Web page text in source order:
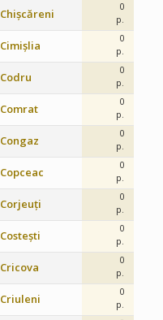
Chișcăreni
0
p.
Cimișlia
0
p.
Codru
0
p.
Comrat
0
p.
Congaz
0
p.
Copceac
0
p.
Corjeuți
0
p.
Costești
0
p.
Cricova
0
p.
Criuleni
0
p.